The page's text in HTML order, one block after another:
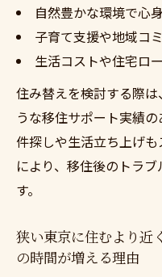
通勤も楽な広い住
狭い東京に住
もうと快適な
狭い東京に住
もうで無理な
狭い東京に住
もうで住居選
狭い東京に住
自然豊かな環境で心
子育て支援や地域コ
生活コストや住宅ロ
住み替えを検討する際
うな移住サポート実績
件探しや生活立ち上げ
により、移住後のトラ
す。
狭い東京に住むより近
の時間が増える理由